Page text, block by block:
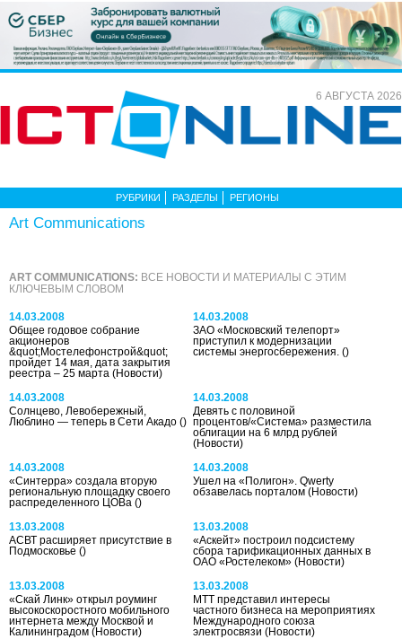
6 АВГУСТА 2026
РУБРИКИ РАЗДЕЛЫ РЕГИОНЫ
Art Communications
ART COMMUNICATIONS: ВСЕ НОВОСТИ И МАТЕРИАЛЫ С ЭТИМ
КЛЮЧЕВЫМ СЛОВОМ
14.03.2008
Общее годовое собрание
акционеров
&quot;Мостелефонстрой&quot;
пройдет 14 мая, дата закрытия
реестра – 25 марта (Новости)
14.03.2008
ЗАО «Московский телепорт»
приступил к модернизации
системы энергосбережения.()
14.03.2008
Солнцево, Левобережный,
Люблино — теперь в Сети Акадо ()
14.03.2008
Девять с половиной
процентов/«Система» разместила
облигации на 6 млрд рублей
(Новости)
14.03.2008
«Синтерра» создала вторую
региональную площадку своего
распределенного ЦОВа ()
14.03.2008
Ушел на «Полигон». Qwerty
обзавелась порталом(Новости)
13.03.2008
АСВТ расширяет присутствие в
Подмосковье ()
13.03.2008
«Аскейт» построил подсистему
сбора тарификационных данных в
ОАО «Ростелеком»(Новости)
13.03.2008
«Скай Линк» открыл роуминг
высокоскоростного мобильного
интернета между Москвой и
Калининградом (Новости)
13.03.2008
МТТ представил интересы
частного бизнеса на мероприятиях
Международного союза
электросвязи(Новости)